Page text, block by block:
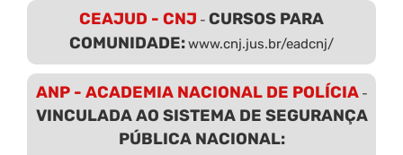
CEAJUD - CNJ - CURSOS PARA
COMUNIDADE:www.cnj.jus.br/eadcnj/
ANP - ACADEMIA NACIONAL DE POLÍCIA-
VINCULADA AO SISTEMA DE SEGURANÇA
PÚBLICA NACIONAL: